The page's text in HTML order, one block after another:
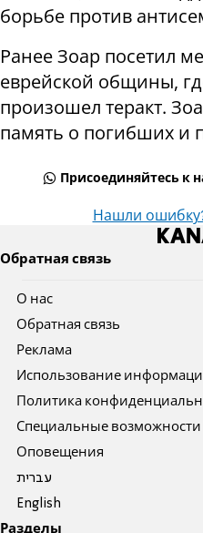
борьбе против
Ранее Зоар посетил
еврейской общины,
произошел теракт.
память о погибших и
Присоединяйтесь к
Нашли
Обратная связь
О нас
Обратная связь
Реклама
Использование
Политика
Специальные возможности
Оповещения
עברית
English
Разделы